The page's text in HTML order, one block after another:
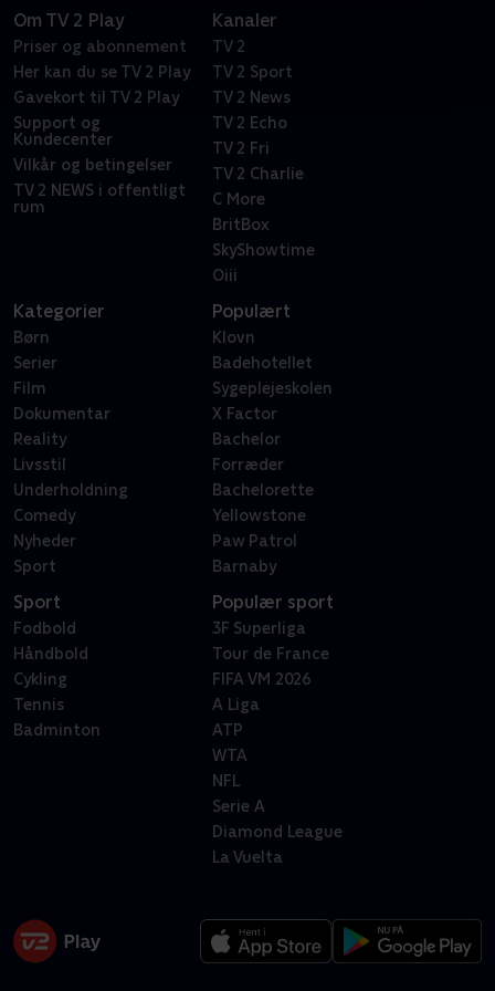
Om TV 2 Play
Priser og abonnement
Her kan du se TV 2 Play
Gavekort til TV 2 Play
Support og
Kundecenter
Vilkår og betingelser
TV 2 NEWS i offentligt
rum
Kanaler
TV 2
TV 2 Sport
TV 2 News
TV 2 Echo
TV 2 Fri
TV 2 Charlie
C More
BritBox
SkyShowtime
Oiii
Kategorier
Børn
Serier
Film
Dokumentar
Reality
Livsstil
Underholdning
Comedy
Nyheder
Sport
Populært
Klovn
Badehotellet
Sygeplejeskolen
X Factor
Bachelor
Forræder
Bachelorette
Yellowstone
Paw Patrol
Barnaby
Sport
Fodbold
Håndbold
Cykling
Tennis
Badminton
Populær sport
3F Superliga
Tour de France
FIFA VM 2026
A Liga
ATP
WTA
NFL
Serie A
Diamond League
La Vuelta